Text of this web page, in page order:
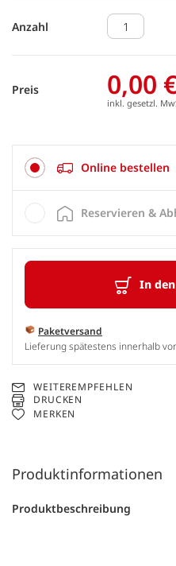
Anzahl
Preis 0,00
inkl. gesetzl.
Online bestellen
In
Paketversand
Lieferung spätestens innerhalb
Reservieren &
WEITEREMPFEHLEN
DRUCKEN
MERKEN
Produktinformationen
Produktbeschreibung